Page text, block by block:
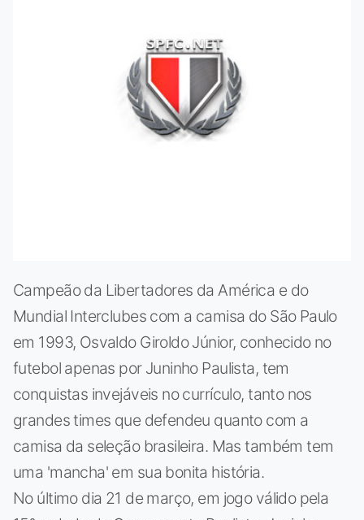
Campeão da Libertadores da América e do
Mundial Interclubes com a camisa do São Paulo
em 1993, Osvaldo Giroldo Júnior, conhecido no
futebol apenas por Juninho Paulista, tem
conquistas invejáveis no currículo, tanto nos
grandes times que defendeu quanto com a
camisa da seleção brasileira. Mas também tem
uma 'mancha' em sua bonita história.
No último dia 21 de março, em jogo válido pela